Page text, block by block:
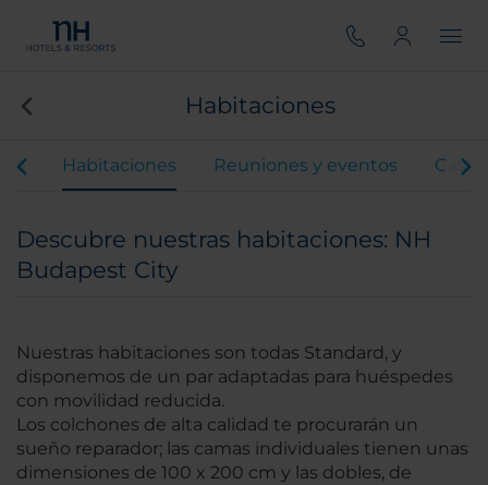
Habitaciones
Habitaciones Reuniones y eventos
Descubre nuestras habitaciones: NH
Budapest City
Nuestras habitaciones son todas Standard, y
disponemos de un par adaptadas para huéspedes
con movilidad reducida.
Los colchones de alta calidad te procurarán un
sueño reparador; las camas individuales tienen unas
dimensiones de 100 x 200 cm y las dobles, de